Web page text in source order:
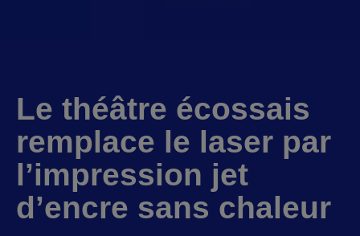
Le théâtre écossais
remplace le laser par
l’impression jet
d’encre sans chaleur